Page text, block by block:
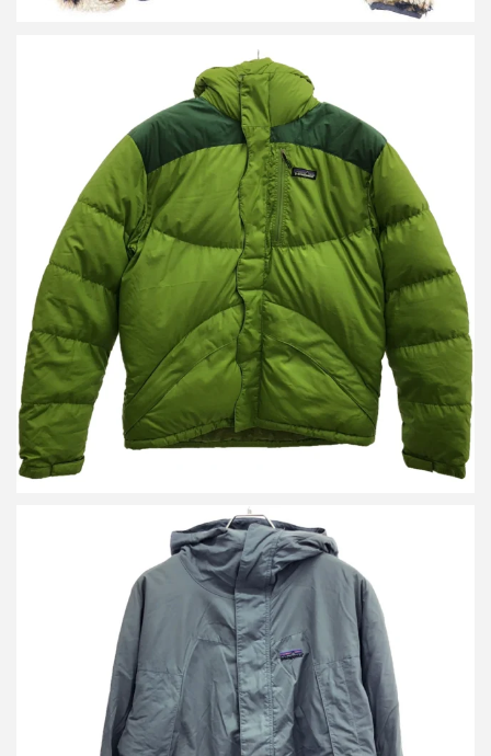
パタゴニア 00’s Down Parka ナイロンフーデッドダウンジャケッ
ト
買取金額5,500円
詳しく見る
パタゴニア Infurno Jacket インファーノ ジャケット
詳しく見る